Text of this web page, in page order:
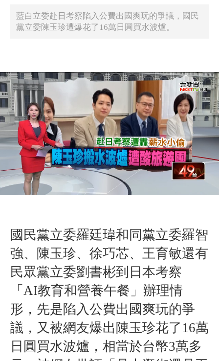
藍白立委赴日考察陷入公費出國爽玩的爭議，國民
黨立委陳玉珍遭爆花了16萬日圓買水波爐。
國民黨立委羅廷瑋和同黨立委羅智
強、陳玉珍、徐巧芯、王育敏還有
民眾黨立委劉書彬到日本考察
「AI教育和營養午餐」辦理情
形，先是陷入公費出國爽玩的爭
議，又被網友爆出陳玉珍花了16萬
日圓買水波爐，相當於台幣3萬多